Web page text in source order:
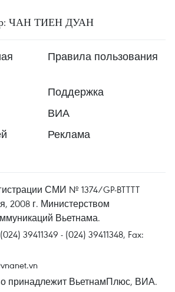
ЧАН ТИЕН ДУАН
Правила пользования
Поддержка
ВИА
Реклама
СМИ № 1374/GP-BTTTT
2008 г. Министерством
Вьетнама.
39411349 - (024) 39411348, Fax:
принадлежит ВьетнамПлюс, ВИА.